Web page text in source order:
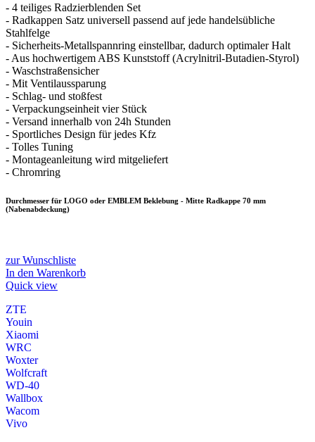
- 4 teiliges Radzierblenden Set
- Radkappen Satz universell passend auf jede handelsübliche
Stahlfelge
- Sicherheits-Metallspannring einstellbar, dadurch optimaler Halt
- Aus hochwertigem ABS Kunststoff (Acrylnitril-Butadien-Styrol)
- Waschstraßensicher
- Mit Ventilaussparung
- Schlag- und stoßfest
- Verpackungseinheit vier Stück
- Versand innerhalb von 24h Stunden
- Sportliches Design für jedes Kfz
- Tolles Tuning
- Montageanleitung wird mitgeliefert
- Chromring
Durchmesser für LOGO oder EMBLEM Beklebung - Mitte Radkappe 70 mm
(Nabenabdeckung)
zur Wunschliste
In den Warenkorb
Quick view
ZTE
Youin
Xiaomi
WRC
Woxter
Wolfcraft
WD-40
Wallbox
Wacom
Vivo